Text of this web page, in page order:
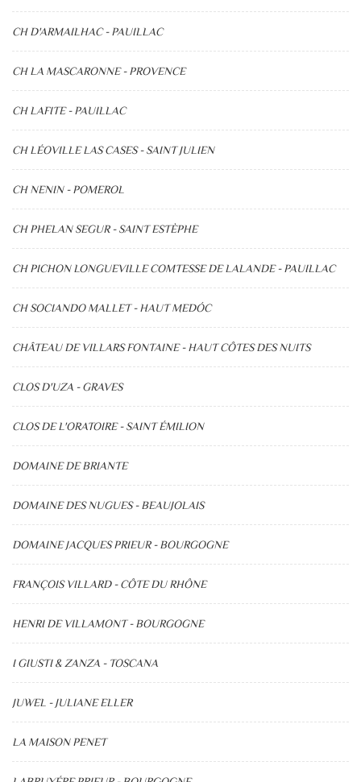
CH D'ARMAILHAC - PAUILLAC
CH LA MASCARONNE - PROVENCE
CH LAFITE - PAUILLAC
CH LÉOVILLE LAS CASES - SAINT JULIEN
CH NENIN - POMEROL
CH PHELAN SEGUR - SAINT ESTÈPHE
CH PICHON LONGUEVILLE COMTESSE DE LALANDE - PAUILLAC
CH SOCIANDO MALLET - HAUT MEDÓC
CHÂTEAU DE VILLARS FONTAINE - HAUT CÔTES DES NUITS
CLOS D'UZA - GRAVES
CLOS DE L'ORATOIRE - SAINT ÉMILION
DOMAINE DE BRIANTE
DOMAINE DES NUGUES - BEAUJOLAIS
DOMAINE JACQUES PRIEUR - BOURGOGNE
FRANÇOIS VILLARD - CÔTE DU RHÔNE
HENRI DE VILLAMONT - BOURGOGNE
I GIUSTI & ZANZA - TOSCANA
JUWEL - JULIANE ELLER
LA MAISON PENET